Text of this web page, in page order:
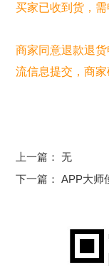
买家已收到货，
商家同意退款退
流信息提交，商家
上一篇： 无
下一篇：APP大师